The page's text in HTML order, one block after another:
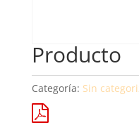
Producto
Categoría: Sin